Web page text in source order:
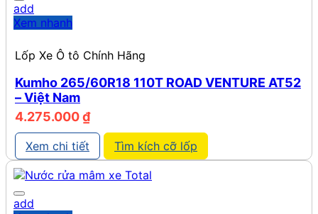
add
Xem nhanh
Lốp Xe Ô tô Chính Hãng
Kumho 265/60R18 110T ROAD VENTURE AT52
– Việt Nam
4.275.000₫
Xem chi tiết Tìm kích cỡ lốp
add